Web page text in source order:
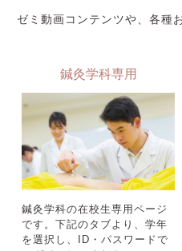
その他の情報
卒業
採用ご
サイトマップ サイトポリ
ゼミ動画コンテンツや、各種
鍼灸学科専用
鍼灸学科の在校生専用ページ
です。下記のタブより、学年
を選択し、ID・パスワードで